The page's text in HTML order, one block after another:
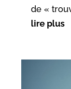
de «
lire plus